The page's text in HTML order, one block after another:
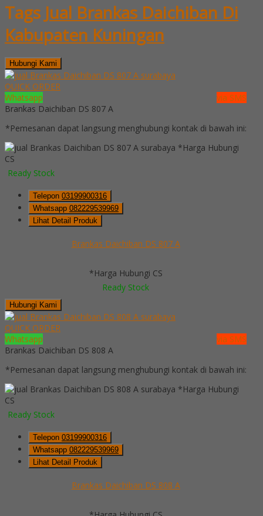
Tags Jual Brankas Daichiban Di
Kabupaten Kuningan
Hubungi Kami
QUICK ORDER
Whatsapp
via SMS
Brankas Daichiban DS 807 A
*Pemesanan dapat langsung menghubungi kontak di bawah ini:
*Harga Hubungi
CS
Ready Stock
Telepon 03199900316
Whatsapp 082229539969
Lihat Detail Produk
Brankas Daichiban DS 807 A
*Harga Hubungi CS
Ready Stock
Hubungi Kami
QUICK ORDER
Whatsapp
via SMS
Brankas Daichiban DS 808 A
*Pemesanan dapat langsung menghubungi kontak di bawah ini:
*Harga Hubungi
CS
Ready Stock
Telepon 03199900316
Whatsapp 082229539969
Lihat Detail Produk
Brankas Daichiban DS 808 A